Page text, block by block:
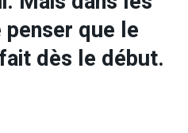
que le
dès le début.